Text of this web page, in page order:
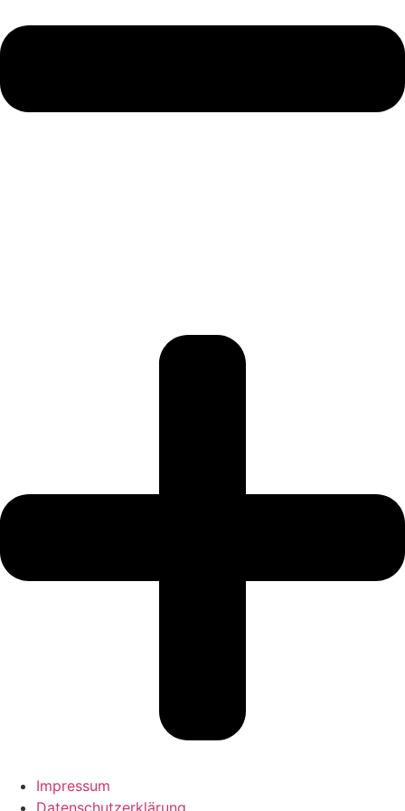
Impressum
Datenschutzerklärung